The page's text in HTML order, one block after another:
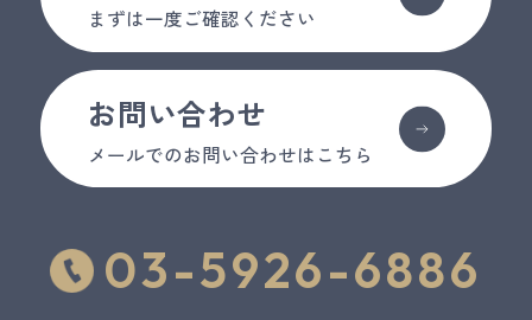
まずは一度ご確認ください
お問い合わせ
メールでのお問い合わせはこちら
03-5926-6886